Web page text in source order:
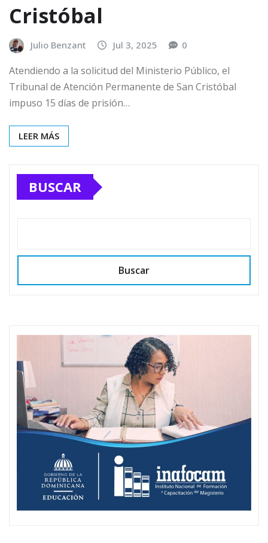
Cristóbal
Julio Benzant Jul 3, 2025 0
Atendiendo a la solicitud del Ministerio Público, el
Tribunal de Atención Permanente de San Cristóbal
impuso 15 días de prisión…
LEER MÁS
BUSCAR
Buscar